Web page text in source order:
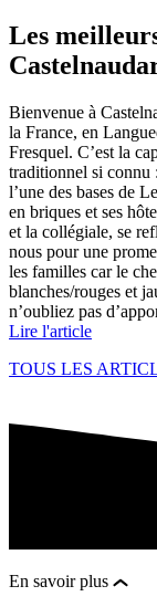
Les
Bienvenue à
la France, en
Fresquel. C’est la
traditionnel si connu
l’une des bases de
en briques et ses
et la collégiale, se
nous pour une
les familles car le
blanches/rouges et
n’oubliez pas
Lire l'article
TOUS LES
En savoir plus